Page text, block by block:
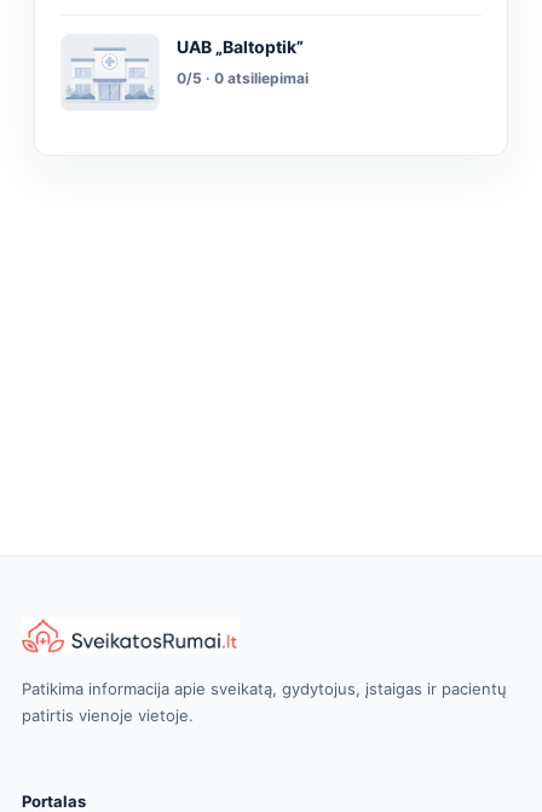
UAB „Baltoptik”
0/5 · 0 atsiliepimai
Patikima informacija apie sveikatą, gydytojus, įstaigas ir pacientų
patirtis vienoje vietoje.
Portalas